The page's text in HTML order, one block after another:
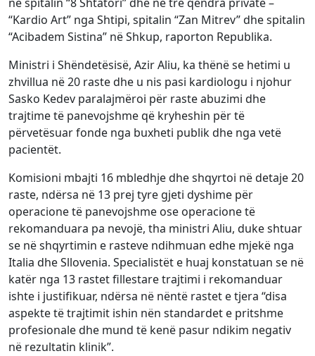
“Kardio Art” nga Shtipi, spitalin “Zan Mitrev” dhe spitalin
“Acibadem Sistina” në Shkup, raporton Republika.
Ministri i Shëndetësisë, Azir Aliu, ka thënë se hetimi u
zhvillua në 20 raste dhe u nis pasi kardiologu i njohur
Sasko Kedev paralajmëroi për raste abuzimi dhe
trajtime të panevojshme që kryheshin për të
përvetësuar fonde nga buxheti publik dhe nga vetë
pacientët.
Komisioni mbajti 16 mbledhje dhe shqyrtoi në detaje 20
raste, ndërsa në 13 prej tyre gjeti dyshime për
operacione të panevojshme ose operacione të
rekomanduara pa nevojë, tha ministri Aliu, duke shtuar
se në shqyrtimin e rasteve ndihmuan edhe mjekë nga
Italia dhe Sllovenia. Specialistët e huaj konstatuan se në
katër nga 13 rastet fillestare trajtimi i rekomanduar
ishte i justifikuar, ndërsa në nëntë rastet e tjera “disa
aspekte të trajtimit ishin nën standardet e pritshme
profesionale dhe mund të kenë pasur ndikim negativ
në rezultatin klinik”.